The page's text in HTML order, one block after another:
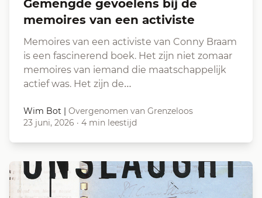
Gemengde gevoelens bij de
memoires van een activiste
Memoires van een activiste van Conny Braam
is een fascinerend boek. Het zijn niet zomaar
memoires van iemand die maatschappelijk
actief was. Het zijn de…
Wim Bot | Overgenomen van Grenzeloos
23 juni, 2026 · 4 min leestijd